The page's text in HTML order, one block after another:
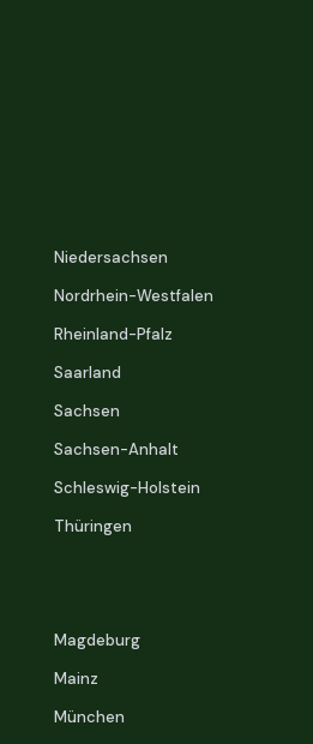
Niedersachsen
Nordrhein-Westfalen
Rheinland-Pfalz
Saarland
Sachsen
Sachsen-Anhalt
Schleswig-Holstein
Thüringen
Magdeburg
Mainz
München